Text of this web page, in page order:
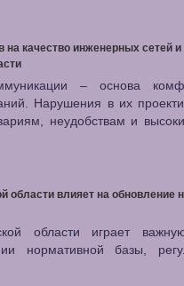
на качество инженерных сетей и
– основа
Нарушения в их
неудобствам и
области влияет на обновление
области играет
нормативной базы,